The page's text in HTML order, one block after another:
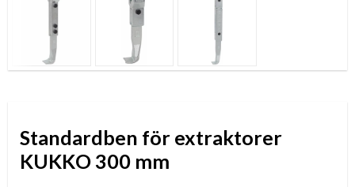
Standardben för extraktorer
KUKKO 300 mm